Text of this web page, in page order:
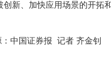
新、加快应用场景的开拓
：中国证券报 记者 齐金钊